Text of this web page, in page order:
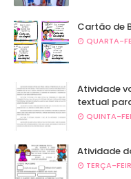
Cartão de
QUARTA-
Atividade
textual
QUINTA-
Atividade
TERÇA-